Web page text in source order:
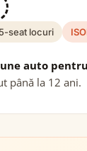
5-seat locuri
auto
până la 12 ani.